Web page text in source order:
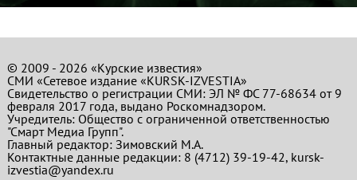
© 2009 - 2026 «Курские известия»
СМИ «Сетевое издание «KURSK-IZVESTIA»
Свидетельство о регистрации СМИ: ЭЛ № ФС 77-68634 от 9
февраля 2017 года, выдано Роскомнадзором.
Учредитель: Общество с ограниченной ответственностью
"Смарт Медиа Групп".
Главный редактор:Зимовский М.А.
Контактные данные редакции: 8 (4712) 39-19-42, kursk-
izvestia@yandex.ru